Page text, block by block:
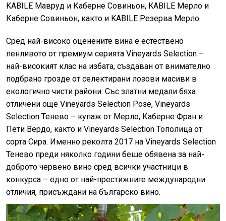
KABILE Мавруд и Каберне Совиньон, KABILE Мерло и
Каберне Совиньон, както и KABILE Резерва Мерло.
Сред най-високо оценените вина е естествено
пенливото oт премиум серията Vineyards Selection –
най-високият клас на избата, създаван от внимателно
подбрано грозде от селектирани лозови масиви в
екологично чисти райони. Със златни медали бяха
отличени още Vineyards Selection Розе, Vineyards
Selection Тенево – купаж от Мерло, Каберне Фран и
Пети Вердо, както и Vineyards Selection Тополица от
сорта Сира. Именно реколта 2017 на Vineyards Selection
Тенево преди няколко години беше обявена за най-
доброто червено вино сред всички участници в
конкурса – едно от най-престижните международни
отличия, присъждани на българско вино.